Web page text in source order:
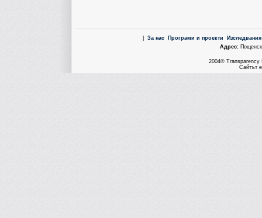
За нас Програми и проекти
Aдрес:
2004© Transparency
Сайтът